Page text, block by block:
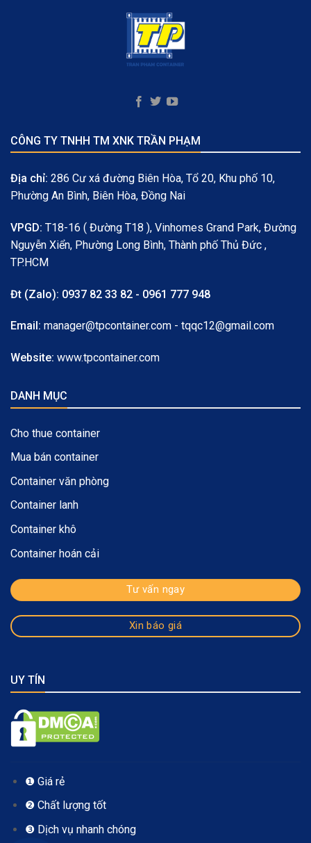
CÔNG TY TNHH TM XNK TRẦN PHẠM
Địa chỉ: 286 Cư xá đường Biên Hòa, Tổ 20, Khu phố 10,
Phường An Bình, Biên Hòa, Đồng Nai
VPGD: T18-16 ( Đường T18 ), Vinhomes Grand Park, Đường
Nguyễn Xiển, Phường Long Bình, Thành phố Thủ Đức ,
TP.HCM
Đt (Zalo): 0937 82 33 82 - 0961 777 948
Email: manager@tpcontainer.com - tqqc12@gmail.com
Website: www.tpcontainer.com
DANH MỤC
Cho thue container
Mua bán container
Container văn phòng
Container lanh
Container khô
Container hoán cải
Tư vấn ngay
Xin báo giá
UY TÍN
❶ Giá rẻ
❷ Chất lượng tốt
❸ Dịch vụ nhanh chóng